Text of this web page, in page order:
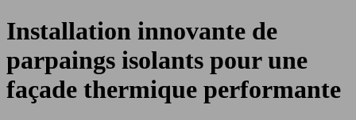
Installation innovante de
parpaings isolants pour une
façade thermique performante